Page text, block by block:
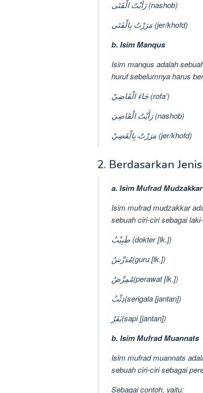
رَأَيْتُ الْفَتَى (nashob)
مَرَرْتُ بِالْفَتَى (jer/khofd)
b. Isim Manqus
Isim manqus adalah
huruf sebelumnya harus
جَاءَ الْقَاضِيْ (rofa’)
رَأَيْتُ الْقَاضِيَ (nashob)
مَرَرْتُ بِالْقَضِيْ (jer/khofd)
2. Berdasarkan
a. Isim Mufrad Mudzakkar
Isim mufrad mudzakkar
sebuah ciri-ciri sebagai
طَبِيْبٌ (dokter [lk.])
مُدَرِّسٌ(guru [lk.])
مُمِرِّضٌ(perawat [lk.])
ذِئْبٌ(serigala [jantan])
بَقَرٌ(sapi [jantan])
b. Isim Mufrad Muannats
Isim mufrad muannats
sebuah ciri-ciri sebagai
Sebagai contoh, yaitu: